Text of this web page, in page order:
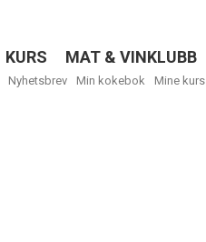
KURS MAT & VINKLUBB
Nyhetsbrev Min kokebok Mine kurs